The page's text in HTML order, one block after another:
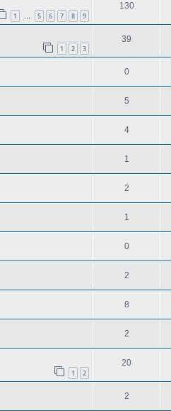
1 … 5 6 7 8 9
130
1 2 3
39
0
5
4
1
2
1
0
2
8
2
1 2
20
2